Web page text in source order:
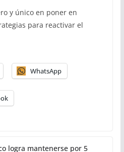
y único en poner en
para reactivar el
WhatsApp
logra mantenerse por 5